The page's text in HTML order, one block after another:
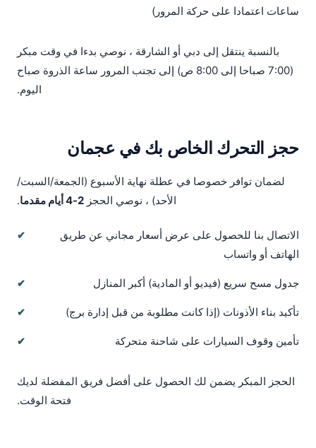
ساعات اعتمادا على حركة المرور)
بالنسبة ينتقل إلى دبي أو الشارقة ، نوصي بدءا في وقت مبكر
(7:00 صباحا إلى 8:00 ص) إلى تجنب المرور ساعة الذروة صباح
اليوم.
حجز التحرك الخاص بك في عجمان
لضمان توافر خصوصا في عطلة نهاية الأسبوع (الجمعة/السبت/
الأحد) ، نوصي الحجز 2-4 أيام مقدما .
الاتصال بنا للحصول على عرض أسعار مجاني عن طريق
الهاتف أو واتساب
جدول مسح سريع (فيديو أو المادية) أكبر المنازل
تأكيد بناء الأذونات (إذا كانت مطلوبة من قبل إدارة برج)
تأمين وقوف السيارات على شاحنة متحركة
الحجز المبكر يضمن لك الحصول على أفضل فريق المفضلة لديك
فتحة الوقت.